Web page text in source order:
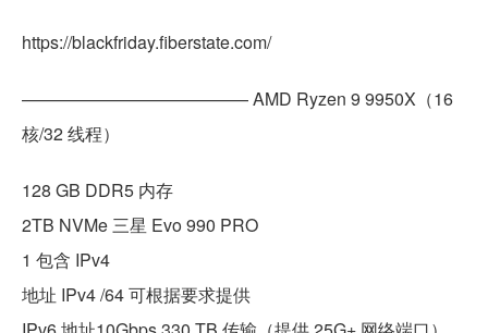
https://blackfriday.fiberstate.com/
————————————— AMD Ryzen 9 9950X（16
核/32 线程）
128 GB DDR5 内存
2TB NVMe 三星 Evo 990 PRO
1 包含 IPv4
地址 IPv4 /64 可根据要求提供